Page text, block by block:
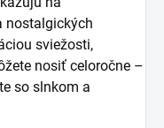
nostalgických
sviežosti,
nosiť celoročne –
so slnkom a